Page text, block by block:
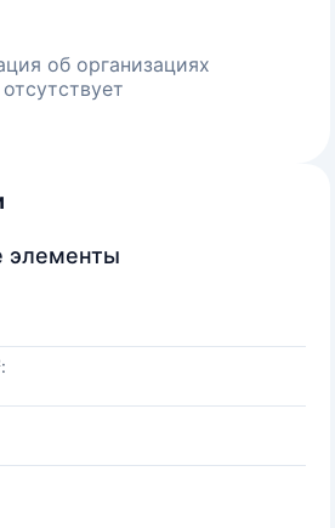
об организациях
отсутствует
элементы